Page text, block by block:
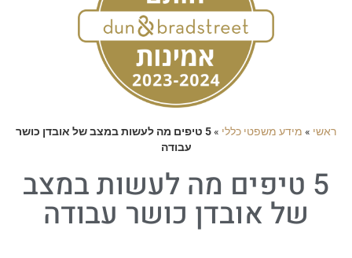
ראשי » מידע משפטי כללי »
5 טיפים מה לעשות במצב של אובדן כושר
עבודה
5 טיפים מה לעשות במצב
של אובדן כושר עבודה